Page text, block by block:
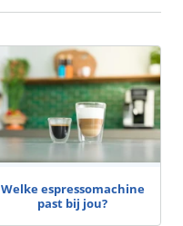
Welke espressomachine
past bij jou?